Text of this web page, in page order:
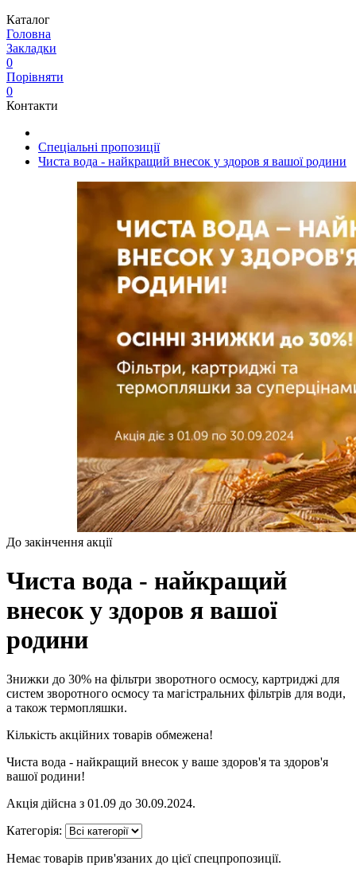
Каталог
Головна
Закладки
0
Порівняти
0
Контакти
Спеціальні пропозиції
Чиста вода - найкращий внесок у здоров я вашої родини
До закінчення акції
Чиста вода - найкращий
внесок у здоров я вашої
родини
Знижки до 30% на фільтри зворотного осмосу, картриджі для
систем зворотного осмосу та магістральних фільтрів для води,
а також термопляшки.
Кількість акційних товарів обмежена!
Чиста вода - найкращий внесок у ваше здоров'я та здоров'я
вашої родини!
Акція дійсна з 01.09 до 30.09.2024.
Категорія:
Немає товарів прив'язаних до цієї спецпропозиції.